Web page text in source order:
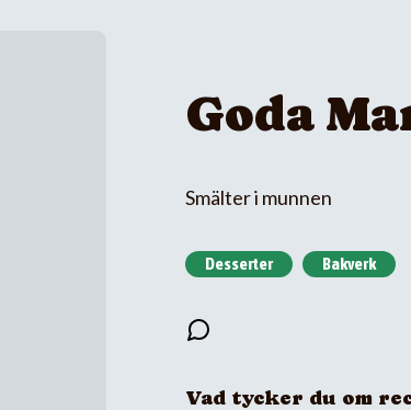
Goda
Smälter i munnen
Desserter Bakverk
Vad tycker du om